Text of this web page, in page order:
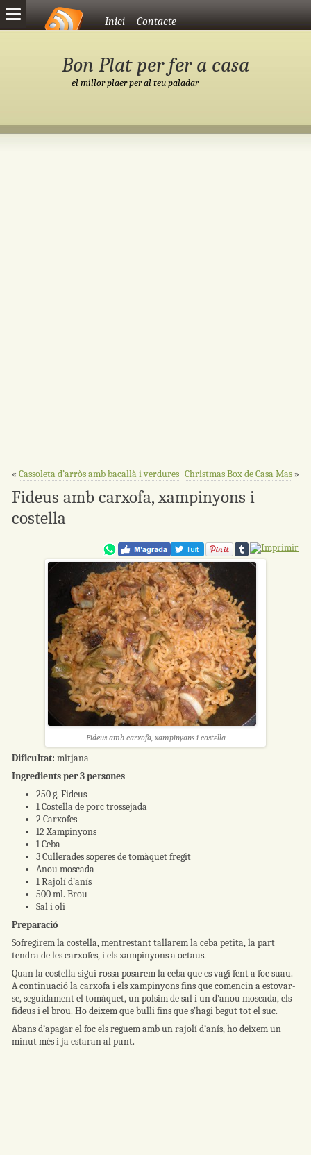
Vés al contingutInici Contacte
Bon Plat per fer a casa
el millor plaer per al teu paladar
« Cassoleta d’arròs amb bacallà i verdures Christmas Box de Casa Mas»
Fideus amb carxofa, xampinyons i
costella
Fideus amb carxofa, xampinyons i costella
Dificultat: mitjana
Ingredients per 3 persones
250 g. Fideus
1 Costella de porc trossejada
2 Carxofes
12 Xampinyons
1 Ceba
3 Cullerades soperes de tomàquet fregit
Anou moscada
1 Rajolí d’anís
500 ml. Brou
Sal i oli
Preparació
Sofregirem la costella, mentrestant tallarem la ceba petita, la part
tendra de les carxofes, i els xampinyons a octaus.
Quan la costella sigui rossa posarem la ceba que es vagi fent a foc suau.
A continuació la carxofa i els xampinyons fins que comencin a estovar-
se, seguidament el tomàquet, un polsim de sal i un d’anou moscada, els
fideus i el brou. Ho deixem que bulli fins que s’hagi begut tot el suc.
Abans d’apagar el foc els reguem amb un rajolí d’anís, ho deixem un
minut més i ja estaran al punt.